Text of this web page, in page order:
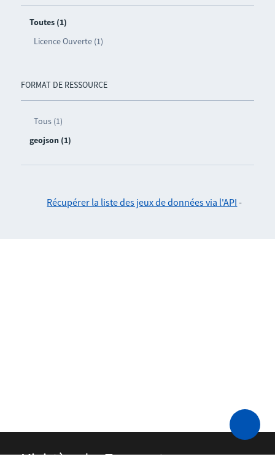
Toutes (1)
Licence Ouverte (1)
FORMAT DE RESSOURCE
Tous (1)
geojson (1)
Récupérer la liste des jeux de données via l'API -